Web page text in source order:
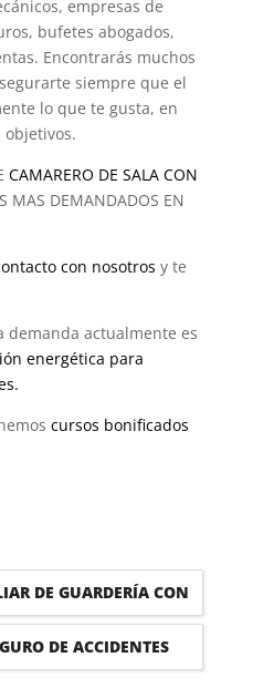
empresas de
bufetes abogados,
Encontrarás muchos
siempre que el
lo que te gusta, en
objetivos.
CAMARERO DE SALA CON
MAS DEMANDADOS EN
con nosotros y te
demanda actualmente es
energética para
cursos bonificados
DE GUARDERÍA CON
DE ACCIDENTES